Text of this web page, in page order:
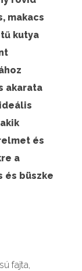
makacs
kutya
akarata
és
a
és büszke
fajta,